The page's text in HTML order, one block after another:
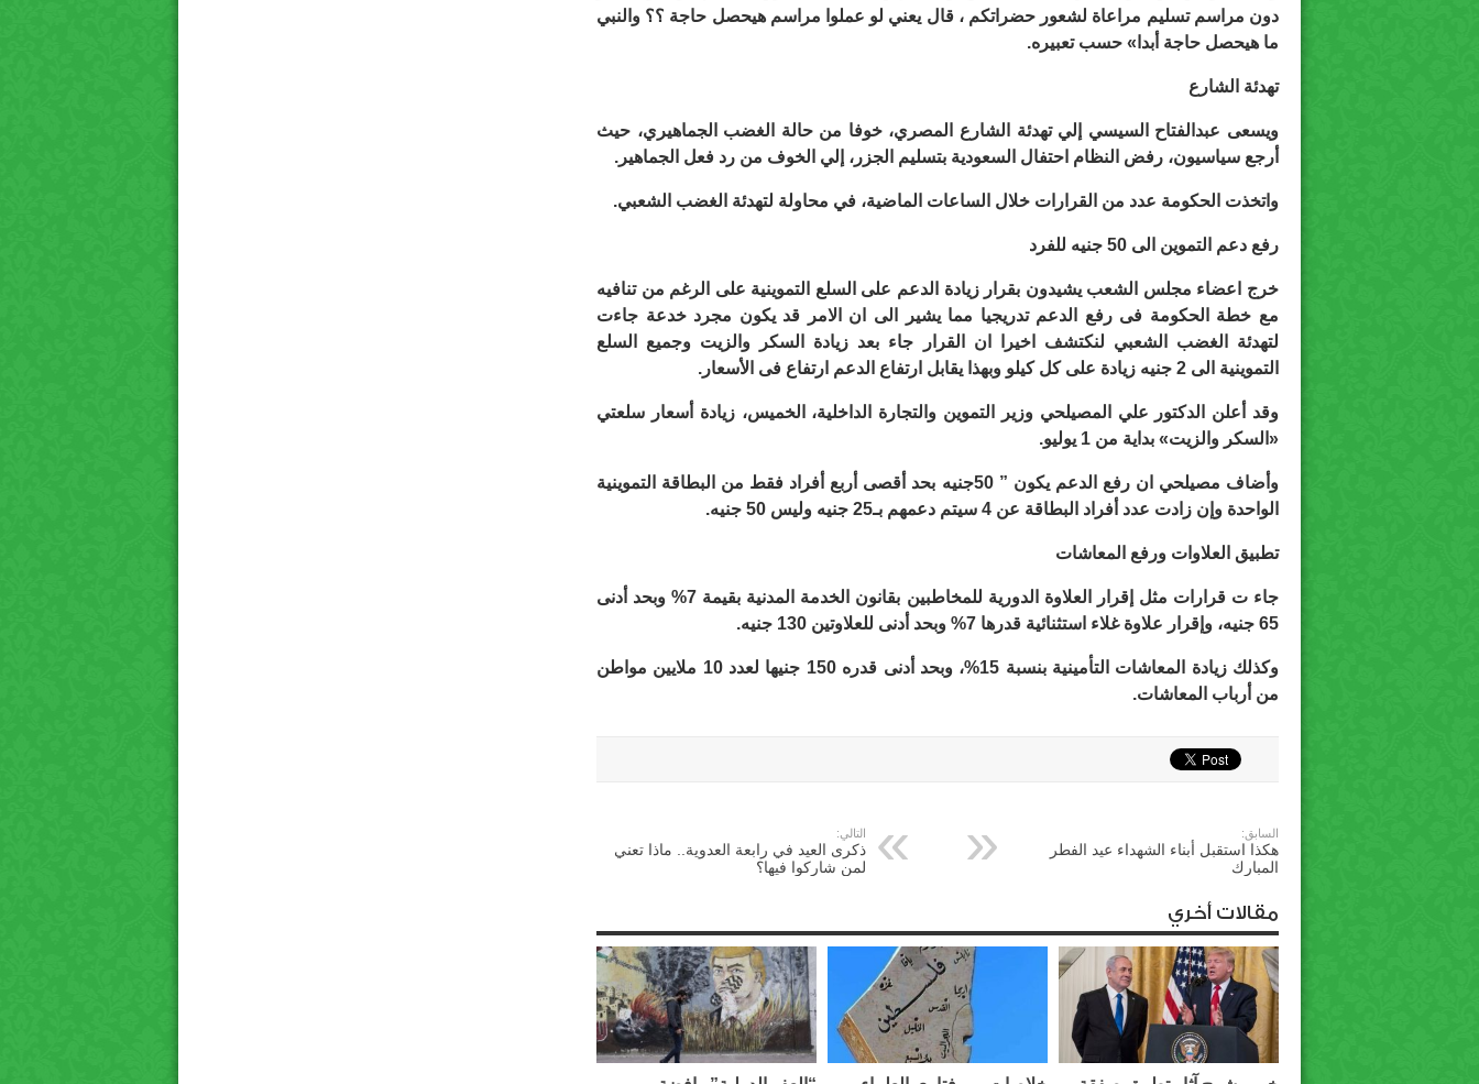
دون مراسم تسليم مراعاة لشعور حضراتكم ، قال يعني لو عملوا مراسم هيحصل حاجة ؟؟ والنبي
ما هيحصل حاجة أبدا» حسب تعبيره.
تهدئة الشارع
ويسعى عبدالفتاح السيسي إلي تهدئة الشارع المصري، خوفا من حالة الغضب الجماهيري، حيث
أرجع سياسيون، رفض النظام احتفال السعودية بتسليم الجزر، إلي الخوف من رد فعل الجماهير.
واتخذت الحكومة عدد من القرارات خلال الساعات الماضية، في محاولة لتهدئة الغضب الشعبي.
رفع دعم التموين الى 50 جنيه للفرد
خرج اعضاء مجلس الشعب يشيدون بقرار زيادة الدعم على السلع التموينية على الرغم من تنافيه
مع خطة الحكومة فى رفع الدعم تدريجيا مما يشير الى ان الامر قد يكون مجرد خدعة جاءت
لتهدئة الغضب الشعبي لنكتشف اخيرا ان القرار جاء بعد زيادة السكر والزيت وجميع السلع
التموينية الى 2 جنيه زيادة على كل كيلو وبهذا يقابل ارتفاع الدعم ارتفاع فى الأسعار.
وقد أعلن الدكتور علي المصيلحي وزير التموين والتجارة الداخلية، الخميس، زيادة أسعار سلعتي
«السكر والزيت» بداية من 1 يوليو.
وأضاف مصيلحي ان رفع الدعم يكون ” 50جنيه بحد أقصى أربع أفراد فقط من البطاقة التموينية
الواحدة وإن زادت عدد أفراد البطاقة عن 4 سيتم دعمهم بـ25 جنيه وليس 50 جنيه.
تطبيق العلاوات ورفع المعاشات
جاء ت قرارات مثل إقرار العلاوة الدورية للمخاطبين بقانون الخدمة المدنية بقيمة 7% وبحد أدنى
65 جنيه، وإقرار علاوة غلاء استثنائية قدرها 7% وبحد أدنى للعلاوتين 130 جنيه.
وكذلك زيادة المعاشات التأمينية بنسبة 15%‏، وبحد أدنى قدره 150 جنيها لعدد 10 ملايين مواطن
من أرباب المعاشات.
السابق:
هكذا استقبل أبناء الشهداء عيد الفطر
المبارك
التالي:
ذكرى العيد في رابعة العدوية.. ماذا تعني
لمن شاركوا فيها؟
مقالات أخري